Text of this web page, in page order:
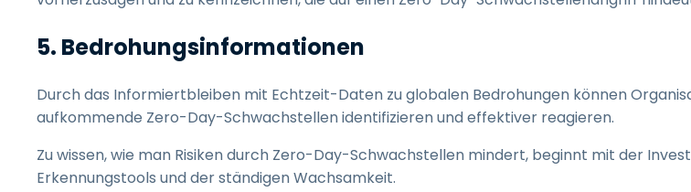
5. Bedrohungsinformationen
Durch das Informiertbleiben mit Echtzeit-Daten zu globalen Bedrohungen können
aufkommende Zero-Day-Schwachstellen identifizieren und effektiver reagieren.
Zu wissen, wie man Risiken durch Zero-Day-Schwachstellen mindert, beginnt mit der
Erkennungstools und der ständigen Wachsamkeit.